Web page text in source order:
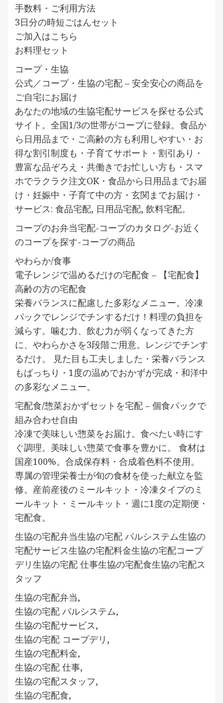
手数料・ご利用方法
3日分の時短ごはんセット
ご加入はこちら
お料理セット
コープ・生協
公式／コープ・生協の宅配 – 安全安心の商品を
ご自宅にお届け
あなたの地域の生協宅配サービスを探せる公式
サイト。全国1/3の世帯がコープに登録。食品か
ら日用品まで・ご高齢の方も利用しやすい・お
得な割引制度も・子育てサポート・割引あり・
豊富な品ぞろえ・共働きでお忙しい方も・スマ
ホでラクラク注文OK・食品から日用品までお届
け・妊娠中・子育て中の方・玄関までお届け・
サービス: 食品宅配, 日用品宅配, 飲料宅配。
コープのお弁当宅配-コープのカタログ-お近く
のコープを探す-コープの商品
やわらか/食事
電子レンジで温めるだけの宅配食 – 【宅配食】
高齢の方の宅配食
栄養バランスに配慮した多彩なメニュー。冷凍
パックでレンジでチンするだけ！料理の負担を
減らす。噛む力、飲む力が弱くなってきた方
に、やわらかさを3段階ご用意。レンジでチンす
るだけ。 見た目も工夫しました・栄養バランス
もばっちり・1度の温めでおかずが完成・和洋中
の多彩なメニュー。
宅配食/惣菜おかずセットを宅配 – 個食パックで
組み合わせ自由
冷凍で美味しい惣菜をお届け。食べたい時にす
ぐ調理。美味しい惣菜で食事を豊かに。 食材は
国産100%。合成保存料・合成着色料不使用。
専属の管理栄養士が旬の食材を使った献立を監
修。産前産後のミールキット・冷凍タイプのミ
ールキット・ミールキット・週に1度の定期便・
宅配食。
生協の宅配弁当生協の宅配 パルシステム生協の
宅配サービス生協の宅配料金生協の宅配コープ
デリ生協の宅配 仕事生協の宅配食生協の宅配ス
タッフ
生協の宅配弁当,
生協の宅配 パルシステム,
生協の宅配サービス,
生協の宅配 コープデリ,
生協の宅配料金,
生協の宅配 仕事,
生協の宅配スタッフ,
生協の宅配食,